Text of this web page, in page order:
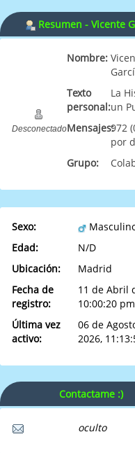
Resumen - Vicente
Desconectado
Nombre:
Texto
personal:
La
un
Mensajes:972
por
Grupo:
Sexo:
Edad:
N/D
Ubicación:
Madrid
Fecha de
registro:
11 de Abril
10:00:20 pm
Última vez
activo:
06 de
2026,
Contactame :)
oculto